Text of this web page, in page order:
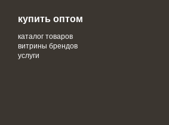
купить оптом
каталог товаров
витрины брендов
услуги